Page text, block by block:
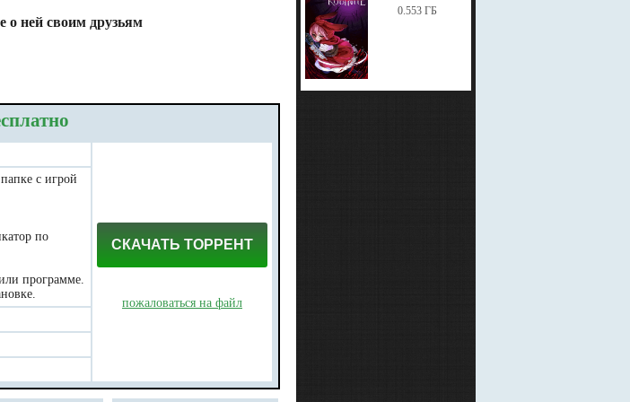
о ней своим друзьям
СКАЧАТЬ ТОРРЕНТ
пожаловаться на файл
с игрой
по
программе.
0.553 ГБ